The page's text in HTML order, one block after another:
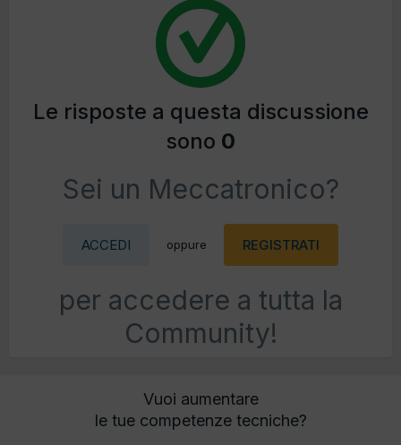
Le risposte a questa discussione
sono 0
Sei un Meccatronico?
ACCEDI oppure REGISTRATI
per accedere a tutta la
Community!
Vuoi aumentare
le tue competenze tecniche?